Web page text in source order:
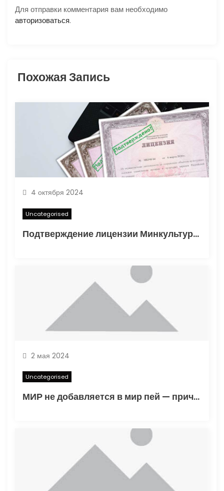
о
п
и
Для отправки комментария вам необходимо
авторизоваться.
Похожая Запись
4 октября 2024
Uncategorised
Подтверждение лицензии Минкультуры: Важные аспекты и процесс получения
2 мая 2024
Uncategorised
МИР не добавляется в мир пей — причины и решения